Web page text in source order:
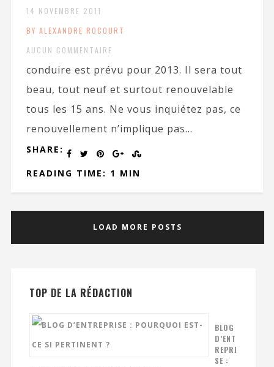
14 NOVEMBRE 2011
BY ALEXANDRE ROCOURT
AUCUN COMMENTAIRE
conduire est prévu pour 2013. Il sera tout
beau, tout neuf et surtout renouvelable
tous les 15 ans. Ne vous inquiétez pas, ce
renouvellement n’implique pas...
SHARE:
READING TIME: 1 MIN
LOAD MORE POSTS
TOP DE LA RÉDACTION
BLOG
D’ENT
REPRI
SE :